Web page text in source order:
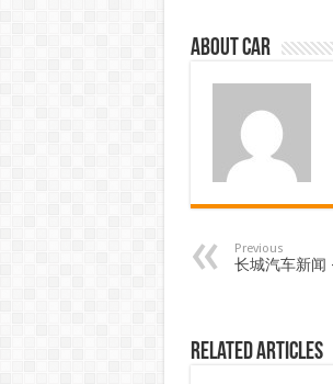
About car
Previous
长城汽车新闻
Related Articles